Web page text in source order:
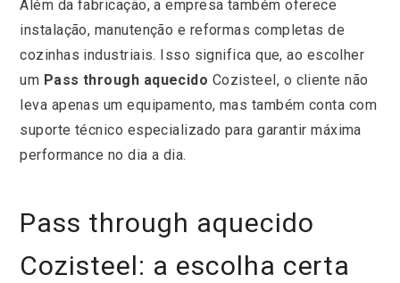
Além da fabricação, a empresa também oferece
instalação, manutenção e reformas completas de
cozinhas industriais. Isso significa que, ao escolher
um Pass through aquecido Cozisteel, o cliente não
leva apenas um equipamento, mas também conta com
suporte técnico especializado para garantir máxima
performance no dia a dia.
Pass through aquecido
Cozisteel: a escolha certa